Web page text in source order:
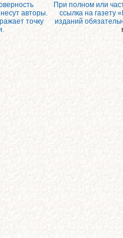
авторы.
точку
При полном или
ссылка на газету
изданий